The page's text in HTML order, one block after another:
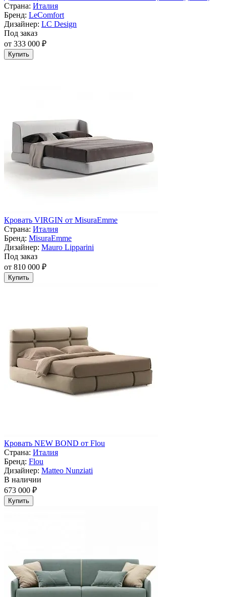
Страна: Италия
Бренд: LeComfort
Дизайнер: LC Design
Под заказ
от 333 000 ₽
Купить
Кровать VIRGIN от MisuraEmme
Страна: Италия
Бренд: MisuraEmme
Дизайнер: Mauro Lipparini
Под заказ
от 810 000 ₽
Купить
Кровать NEW BOND от Flou
Страна: Италия
Бренд: Flou
Дизайнер: Matteo Nunziati
В наличии
673 000 ₽
Купить